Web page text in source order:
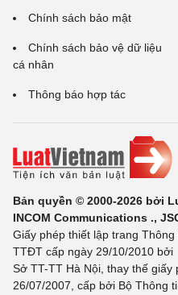
Chính sách bảo mật
Chính sách bảo vệ dữ liệu
cá nhân
Thông báo hợp tác
Bản quyền © 2000-2026 bởi
INCOM Communications .,
Giấy phép thiết lập trang
TTĐT cấp ngày 29/10/2010 bởi
Sở TT-TT Hà Nội, thay thế giấy
26/07/2007, cấp bởi Bộ Thông